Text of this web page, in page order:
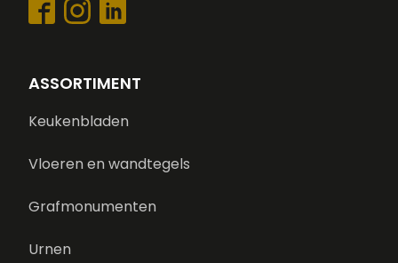
ASSORTIMENT
Keukenbladen
Vloeren en wandtegels
Grafmonumenten
Urnen